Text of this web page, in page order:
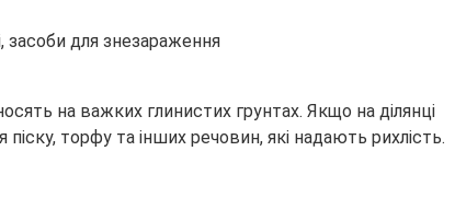
на важких глинистих грунтах. Якщо на ділянці
торфу та інших речовин, які надають рихлість.